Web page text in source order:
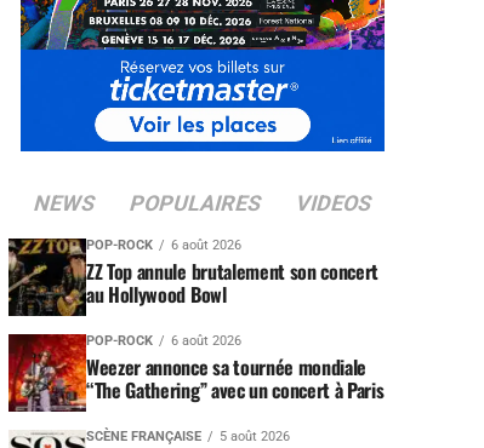
NEWS POPULAIRES VIDEOS
POP-ROCK 6 août 2026
ZZ Top annule brutalement son concert
au Hollywood Bowl
POP-ROCK 6 août 2026
Weezer annonce sa tournée mondiale
“The Gathering” avec un concert à Paris
SCÈNE FRANÇAISE 5 août 2026